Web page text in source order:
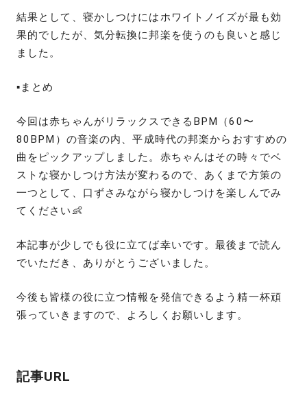
結果として、寝かしつけにはホワイトノイズが最も効
果的でしたが、気分転換に邦楽を使うのも良いと感じ
ました。
▪️まとめ
今回は赤ちゃんがリラックスできるBPM（60〜
80BPM）の音楽の内、平成時代の邦楽からおすすめの
曲をピックアップしました。赤ちゃんはその時々でベ
ストな寝かしつけ方法が変わるので、あくまで方策の
一つとして、口ずさみながら寝かしつけを楽しんでみ
てください👶
本記事が少しでも役に立てば幸いです。最後まで読ん
でいただき、ありがとうございました。
今後も皆様の役に立つ情報を発信できるよう精一杯頑
張っていきますので、よろしくお願いします。
記事URL